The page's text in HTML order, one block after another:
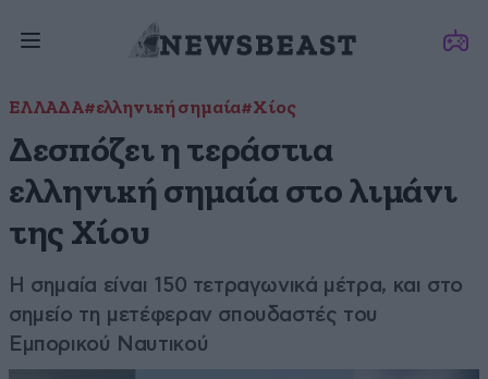
ΕΛΛΑΔΑ#ελληνική σημαία#Χίος
Δεσπόζει η τεράστια
ελληνική σημαία στο λιμάνι
της Χίου
Η σημαία είναι 150 τετραγωνικά μέτρα, και στο
σημείο τη μετέφεραν σπουδαστές του
Εμπορικού Ναυτικού